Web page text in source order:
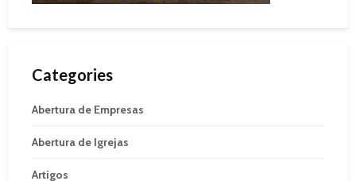
Categories
Abertura de Empresas
Abertura de Igrejas
Artigos